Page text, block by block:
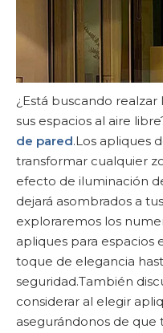
¿Está buscando
sus espacios al aire
de pared.Los apliques
transformar cualquier
efecto de iluminación
dejará asombrados a
exploraremos los
apliques para espacios
toque de elegancia
seguridad.También
considerar al elegir
asegurándonos de